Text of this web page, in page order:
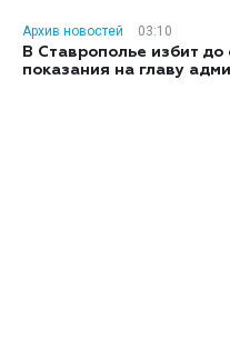
Архив новостей
03:10
В Ставрополье избит
показания на главу